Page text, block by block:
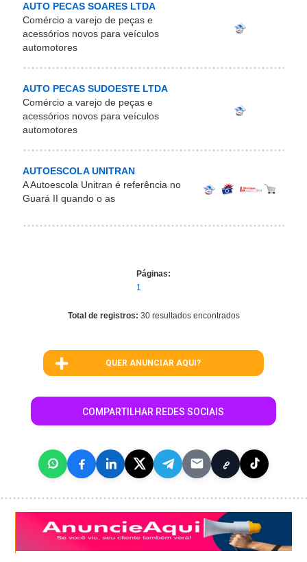
AUTO PECAS SOARES LTDA
Comércio a varejo de peças e
acessórios novos para veículos
automotores
AUTO PECAS SUDOESTE LTDA
Comércio a varejo de peças e
acessórios novos para veículos
automotores
AUTOESCOLA UNITRAN
A Autoescola Unitran é referência no
Guará II quando o as
Páginas:
1
Total de registros: 30 resultados encontrados
QUER ANUNCIAR AQUI?
COMPARTILHAR REDES SOCIAIS